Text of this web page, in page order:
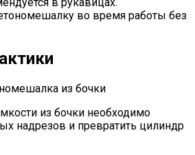
во время работы без
из бочки необходимо
надрезов и превратить цилиндр